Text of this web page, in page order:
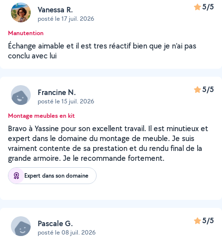
Vanessa R.
posté le 17 juil. 2026
5/5
Manutention
Échange aimable et il est tres réactif bien que je n’ai pas
conclu avec lui
Francine N.
posté le 15 juil. 2026
5/5
Montage meubles en kit
Bravo à Yassine pour son excellent travail. Il est minutieux et
expert dans le domaine du montage de meuble. Je suis
vraiment contente de sa prestation et du rendu final de la
grande armoire. Je le recommande fortement.
Expert dans son domaine
Pascale G.
posté le 08 juil. 2026
5/5